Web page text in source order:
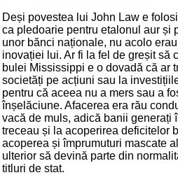
Deși povestea lui John Law e
ca pledoarie pentru etalonul aur și
unor bănci naționale, nu acolo
inovației lui. Ar fi la fel de greșit să
bulei Mississippi e o dovadă că ar
societăți pe acțiuni sau la
pentru că aceea nu a mers sau a
înșelăciune. Afacerea era rău
vacă de muls, adică banii generați
treceau și la acoperirea deficitelor
acoperea și împrumuturi mascate
ulterior să devină parte din
titluri de stat.